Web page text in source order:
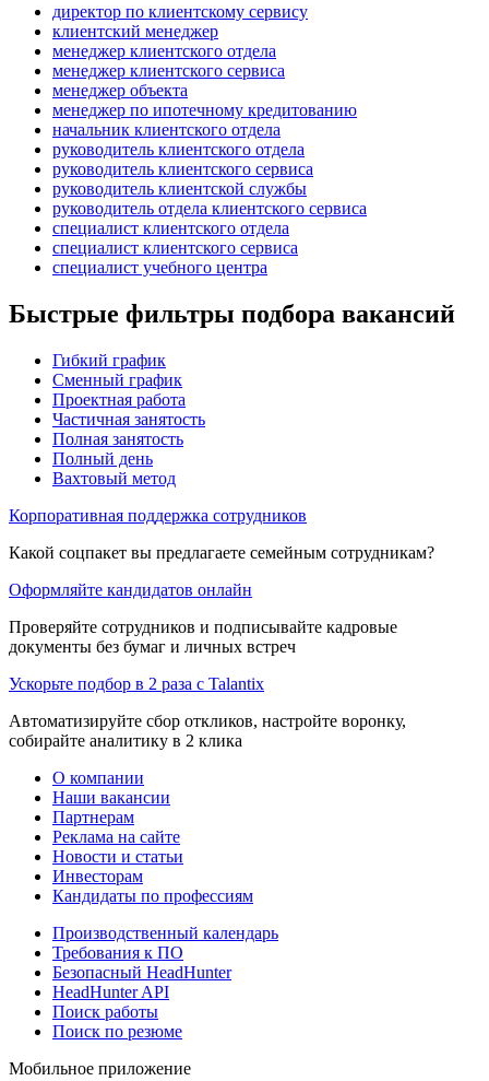
директор по клиентскому сервису
клиентский менеджер
менеджер клиентского отдела
менеджер клиентского сервиса
менеджер объекта
менеджер по ипотечному кредитованию
начальник клиентского отдела
руководитель клиентского отдела
руководитель клиентского сервиса
руководитель клиентской службы
руководитель отдела клиентского сервиса
специалист клиентского отдела
специалист клиентского сервиса
специалист учебного центра
Быстрые фильтры подбора вакансий
Гибкий график
Сменный график
Проектная работа
Частичная занятость
Полная занятость
Полный день
Вахтовый метод
Корпоративная поддержка сотрудников
Какой соцпакет вы предлагаете семейным сотрудникам?
Оформляйте кандидатов онлайн
Проверяйте сотрудников и подписывайте кадровые
документы без бумаг и личных встреч
Ускорьте подбор в 2 раза с Talantix
Автоматизируйте сбор откликов, настройте воронку,
собирайте аналитику в 2 клика
О компании
Наши вакансии
Партнерам
Реклама на сайте
Новости и статьи
Инвесторам
Кандидаты по профессиям
Производственный календарь
Требования к ПО
Безопасный HeadHunter
HeadHunter API
Поиск работы
Поиск по резюме
Мобильное приложение